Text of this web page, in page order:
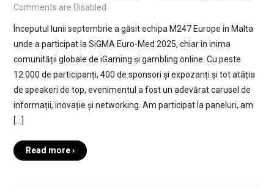
Comments are Disabled
Începutul lunii septembrie a găsit echipa M247 Europe în Malta
unde a participat la SiGMA Euro-Med 2025, chiar în inima
comunității globale de iGaming și gambling online. Cu peste
12.000 de participanți, 400 de sponsori și expozanți și tot atâția
de speakeri de top, evenimentul a fost un adevărat carusel de
informații, inovație și networking. Am participat la paneluri, am
[…]
Read more ›